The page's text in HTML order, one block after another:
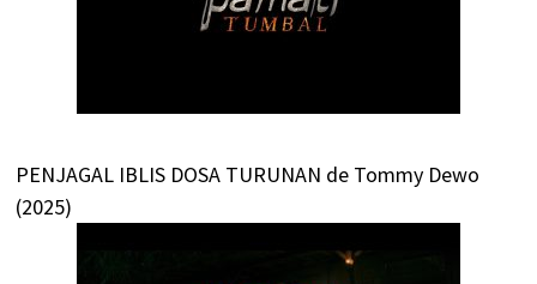
PENJAGAL IBLIS DOSA TURUNAN de Tommy Dewo
(2025)